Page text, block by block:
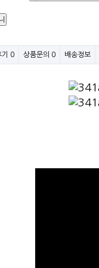
0 상품문의 0 배송정보